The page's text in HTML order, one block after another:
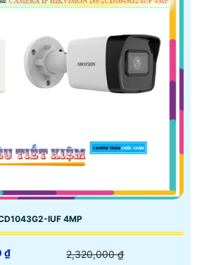
IUF 4MP
₫ 2,320,000 ₫